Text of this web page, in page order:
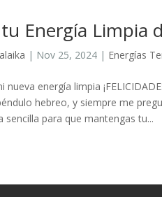
Energía Limpia
| Nov 25, 2024 | Energías
nueva energía limpia
hebreo, y siempre me
sencilla para que mantengas tu...